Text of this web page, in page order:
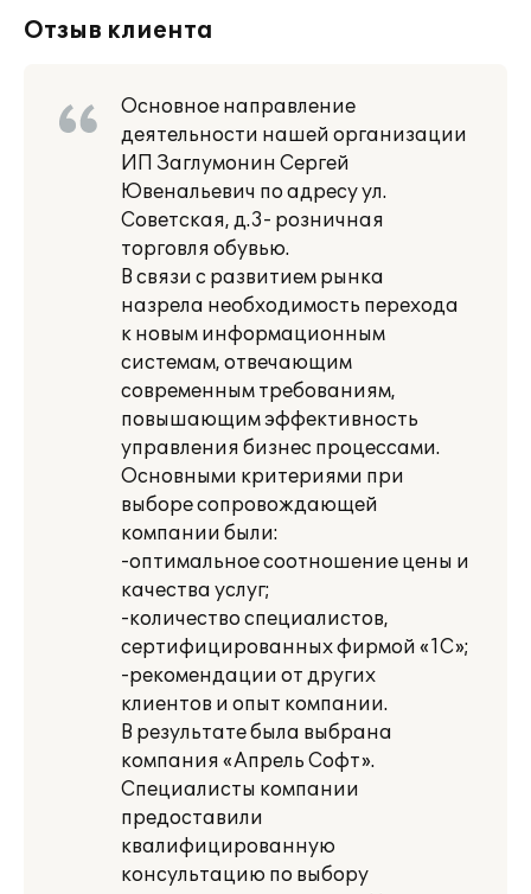
Отзыв клиента
Основное направление
деятельности нашей организации
ИП Заглумонин Сергей
Ювенальевич по адресу ул.
Советская, д.3- розничная
торговля обувью.
В связи с развитием рынка
назрела необходимость перехода
к новым информационным
системам, отвечающим
современным требованиям,
повышающим эффективность
управления бизнес процессами.
Основными критериями при
выборе сопровождающей
компании были:
-оптимальное соотношение цены и
качества услуг;
-количество специалистов,
сертифицированных фирмой «1С»;
-рекомендации от других
клиентов и опыт компании.
В результате была выбрана
компания «Апрель Софт».
Специалисты компании
предоставили
квалифицированную
консультацию по выбору